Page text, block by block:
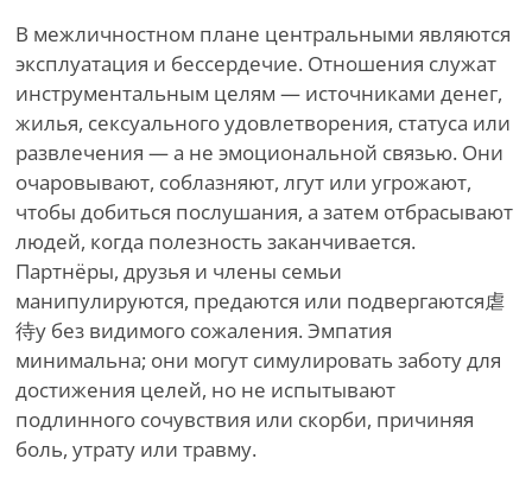
В межличностном плане центральными являются
эксплуатация и бессердечие. Отношения служат
инструментальным целям — источниками денег,
жилья, сексуального удовлетворения, статуса или
развлечения — а не эмоциональной связью. Они
очаровывают, соблазняют, лгут или угрожают,
чтобы добиться послушания, а затем отбрасывают
людей, когда полезность заканчивается.
Партнёры, друзья и члены семьи
манипулируются, предаются или подвергаются虐
待у без видимого сожаления. Эмпатия
минимальна; они могут симулировать заботу для
достижения целей, но не испытывают
подлинного сочувствия или скорби, причиняя
боль, утрату или травму.